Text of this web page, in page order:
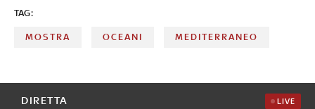
TAG:
MOSTRA OCEANI MEDITERRANEO
DIRETTA LIVE